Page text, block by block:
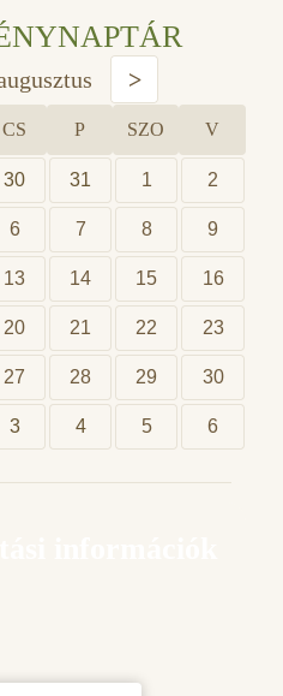
>
CS P SZO V
30 31 1 2
6 7 8 9
13 14 15 16
20 21 22 23
27 28 29 30
3 4 5 6